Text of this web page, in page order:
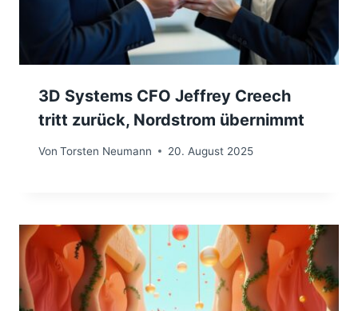
3D Systems CFO Jeffrey Creech
tritt zurück, Nordstrom übernimmt
Von Torsten Neumann 20. August 2025